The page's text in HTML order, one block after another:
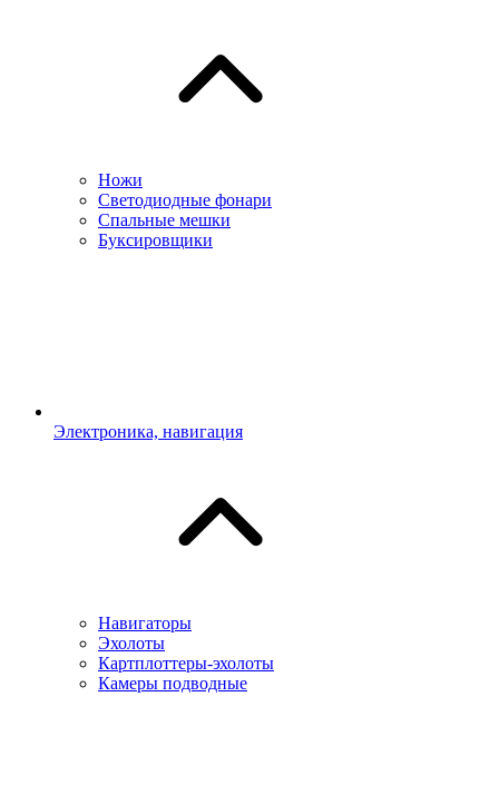
Ножи
Светодиодные фонари
Спальные мешки
Буксировщики
Электроника, навигация
Навигаторы
Эхолоты
Картплоттеры-эхолоты
Камеры подводные